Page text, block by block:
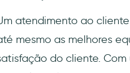
atendimento ao
mesmo as melhores
do cliente.